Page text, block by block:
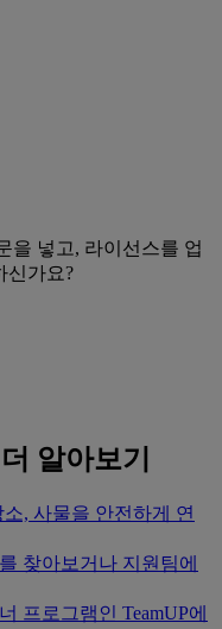
을 넣고, 라이선스를 업
신가요?
알아보기
소, 사물을 안전하게 연
찾아보거나 지원팀에
프로그램인 TeamUP에